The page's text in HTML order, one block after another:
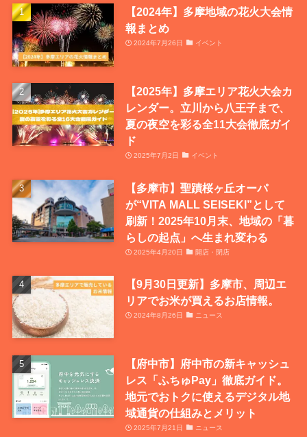
【2024年】多摩地域の花火大会情
報まとめ
2024年7月26日 イベント
【2025年】多摩エリア花火大会カ
レンダー。立川から八王子まで、
夏の夜空を彩る全11大会徹底ガイ
ド
2025年7月2日 イベント
【多摩市】聖蹟桜ヶ丘オーパ
が“VITA MALL SEISEKI”として
刷新！2025年10月末、地域の「暮
らしの起点」へ生まれ変わる
2025年4月20日 開店・閉店
【9月30日更新】多摩市、周辺エ
リアでお米が買えるお店情報。
2024年8月26日 ニュース
【府中市】府中市の新キャッシュ
レス「ふちゅPay」徹底ガイド。
地元でおトクに使えるデジタル地
域通貨の仕組みとメリット
2025年7月21日 ニュース